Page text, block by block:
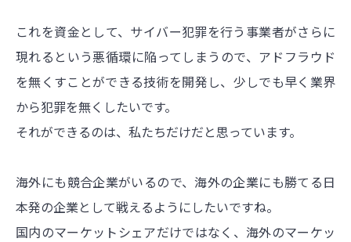
これを資金として、サイバー犯罪を行う事業者がさらに
現れるという悪循環に陥ってしまうので、アドフラウド
を無くすことができる技術を開発し、少しでも早く業界
から犯罪を無くしたいです。
それができるのは、私たちだけだと思っています。
海外にも競合企業がいるので、海外の企業にも勝てる日
本発の企業として戦えるようにしたいですね。
国内のマーケットシェアだけではなく、海外のマーケッ